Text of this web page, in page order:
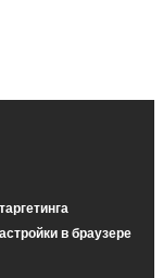
в браузере